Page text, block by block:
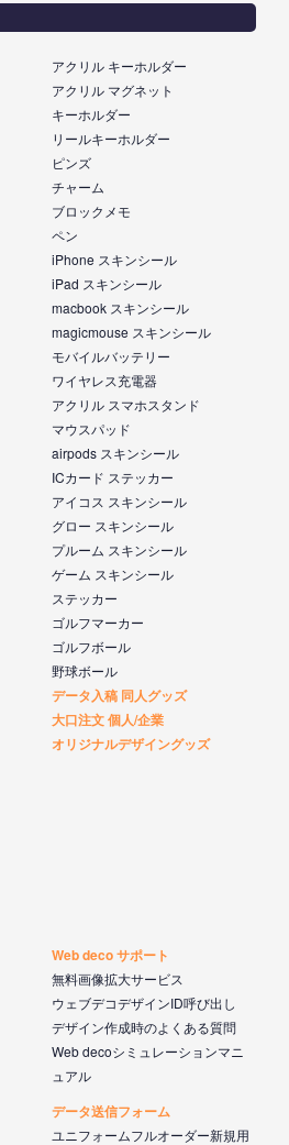
アクリル キーホルダー
アクリル マグネット
キーホルダー
リールキーホルダー
ピンズ
チャーム
ブロックメモ
ペン
iPhone スキンシール
iPad スキンシール
macbook スキンシール
magicmouse スキンシール
モバイルバッテリー
ワイヤレス充電器
アクリル スマホスタンド
マウスパッド
airpods スキンシール
ICカード ステッカー
アイコス スキンシール
グロー スキンシール
プルーム スキンシール
ゲーム スキンシール
ステッカー
ゴルフマーカー
ゴルフボール
野球ボール
データ入稿 同人グッズ
大口注文 個人/企業
オリジナルデザイングッズ
Web deco サポート
無料画像拡大サービス
ウェブデコデザインID呼び出し
デザイン作成時のよくある質問
Web decoシミュレーションマニ
ュアル
データ送信フォーム
ユニフォームフルオーダー新規用